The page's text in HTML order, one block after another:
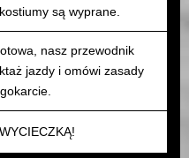
są wyprane.
nasz przewodnik
jazdy i omówi zasady